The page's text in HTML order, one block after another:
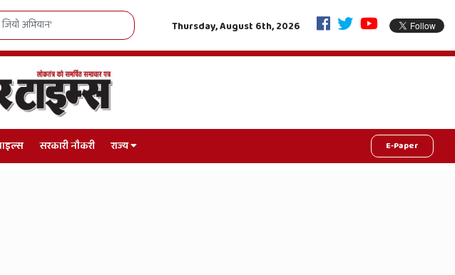
संदेश हरियाली की क्रांति, राजस्थान में रचा इतिहास: मुख्यमंत्री ने किया 33 करोड़ की ‘चंदन वन
Thursday, August 6th, 2026
सरकारी नौकरी राज्य E-Paper